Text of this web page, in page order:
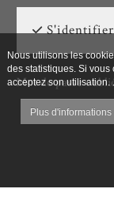
S'identifier
Mot de passe
Nous utilisons les
des statistiques. Si
acceptez son utilisation. .
Plus d'informations